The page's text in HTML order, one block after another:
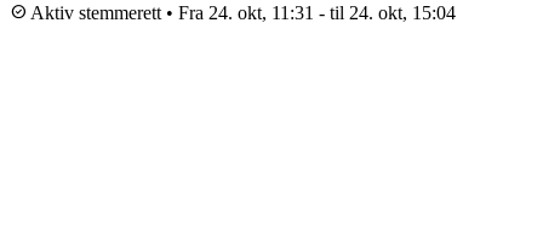
check_circle Aktiv stemmerett • Fra 24. okt, 11:31 - til 24. okt, 15:04